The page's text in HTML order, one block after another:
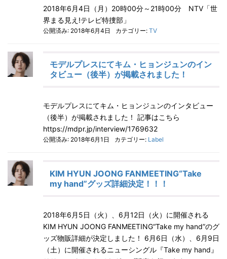
2018年6月4日（月）20時00分～21時00分 NTV「世
界まる見え!テレビ特捜部」
公開済み: 2018年6月4日 カテゴリー: TV
モデルプレスにてキム・ヒョンジュンのイン
タビュー（後半）が掲載されました！
モデルプレスにてキム・ヒョンジュンのインタビュー
（後半）が掲載されました！ 記事はこちら
https://mdpr.jp/interview/1769632
公開済み: 2018年6月1日 カテゴリー: Label
KIM HYUN JOONG FANMEETING“Take
my hand”グッズ詳細決定！！！
2018年6月5日（火）、6月12日（火）に開催される
KIM HYUN JOONG FANMEETING“Take my hand”のグ
ッズ物販詳細が決定しました！ 6月6日（水）、6月9日
（土）に開催されるニューシングル『Take my hand』